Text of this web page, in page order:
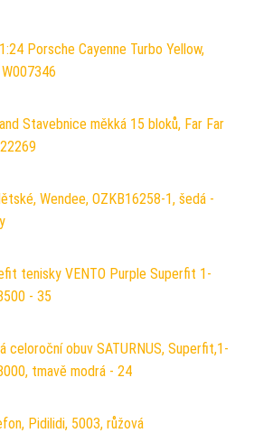
Porsche Cayenne Turbo Yellow,
Stavebnice měkká 15 bloků, Far Far
Wendee, OZKB16258-1, šedá -
tenisky VENTO Purple Superfit 1-
- 35
celoroční obuv SATURNUS, Superfit,1-
tmavě modrá - 24
Pidilidi, 5003, růžová